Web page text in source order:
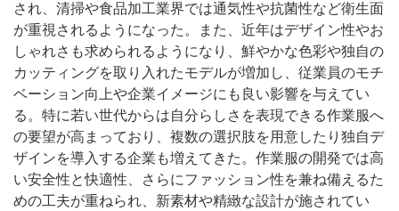
され、清掃や食品加工業界では通気性や抗菌性など衛生面
が重視されるようになった。また、近年はデザイン性やお
しゃれさも求められるようになり、鮮やかな色彩や独自の
カッティングを取り入れたモデルが増加し、従業員のモチ
ベーション向上や企業イメージにも良い影響を与えてい
る。特に若い世代からは自分らしさを表現できる作業服へ
の要望が高まっており、複数の選択肢を用意したり独自デ
ザインを導入する企業も増えてきた。作業服の開発では高
い安全性と快適性、さらにファッション性を兼ね備えるた
めの工夫が重ねられ、新素材や精緻な設計が施されてい